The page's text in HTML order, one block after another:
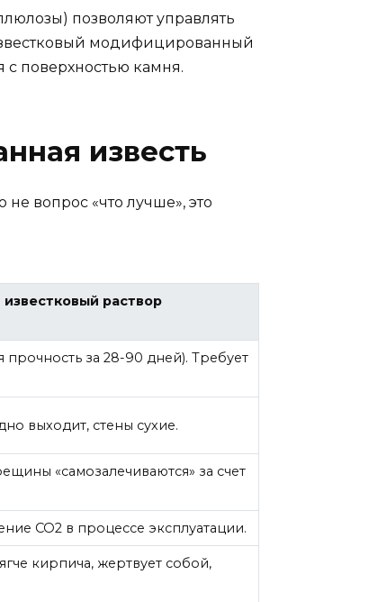
позволяют управлять
модифицированный
с поверхностью камня.
известь
вопрос «что лучше», это
раствор
за 28-90 дней). Требует
выходит, стены сухие.
«самозалечиваются» за счет
CO2 в процессе эксплуатации.
кирпича, жертвует собой,